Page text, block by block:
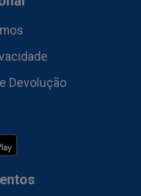
Devolução